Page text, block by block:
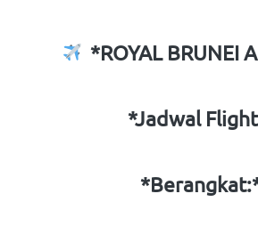
*ROYAL BRUNEI
*Jadwal